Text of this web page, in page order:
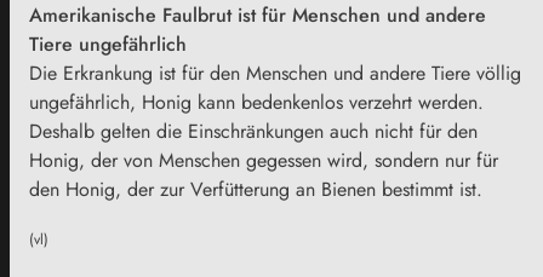
Amerikanische Faulbrut ist für Menschen und andere
Tiere ungefährlich
Die Erkrankung ist für den Menschen und andere Tiere völlig
ungefährlich, Honig kann bedenkenlos verzehrt werden.
Deshalb gelten die Einschränkungen auch nicht für den
Honig, der von Menschen gegessen wird, sondern nur für
den Honig, der zur Verfütterung an Bienen bestimmt ist.
(vl)